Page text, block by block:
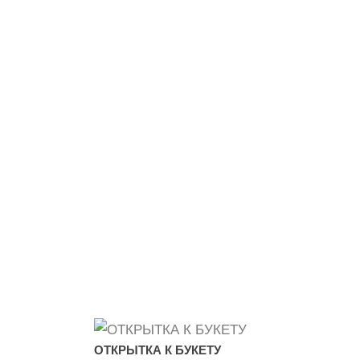
ОТКРЫТКА К БУКЕТУ